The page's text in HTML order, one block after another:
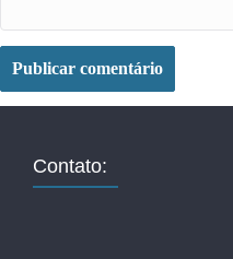
Contato: